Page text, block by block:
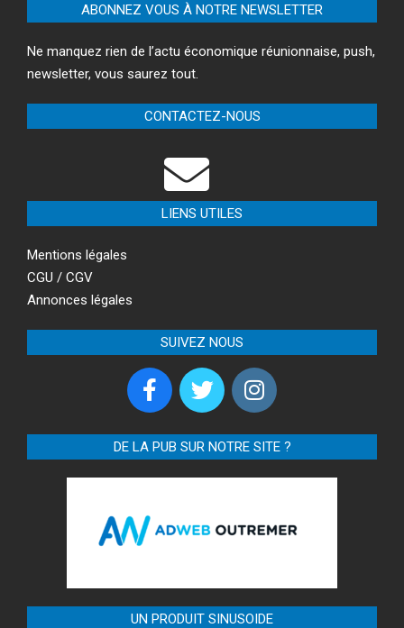
ABONNEZ VOUS À NOTRE NEWSLETTER
Ne manquez rien de l’actu économique réunionnaise, push,
newsletter, vous saurez tout.
CONTACTEZ-NOUS
LIENS UTILES
Mentions légales
CGU / CGV
Annonces légales
SUIVEZ NOUS
DE LA PUB SUR NOTRE SITE ?
UN PRODUIT SINUSOIDE